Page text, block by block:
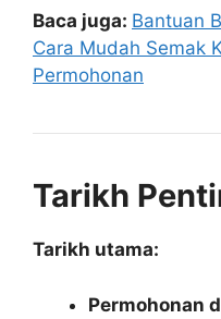
Baca juga: Bantuan
Cara Mudah Semak
Permohonan
Tarikh
Tarikh utama:
Permohonan